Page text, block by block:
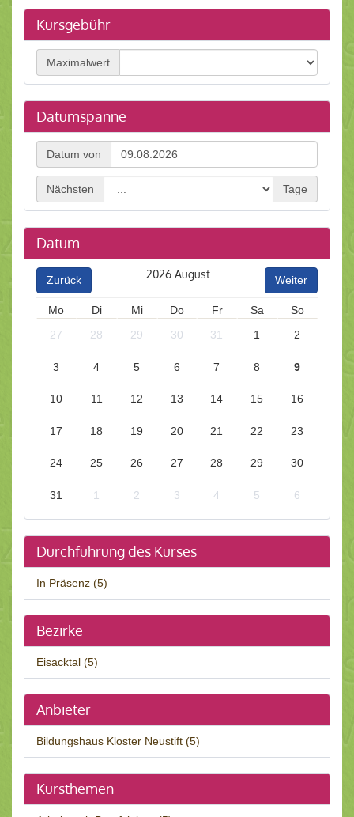
Kursgebühr
Maximalwert
Datumspanne
Datum von
von
Nächsten Tage
Datum
Zurück 2026 August Weiter
Mo Di Mi Do Fr Sa
So
27
28 29 30 31 1 2
3 4 5 6 7 8 9
10 11 12 13 14 15 16
17 18 19 20 21 22 23
24 25 26 27 28 29 30
31 1 2 3 4 5 6
Durchführung des Kurses
In Präsenz (5)
Bezirke
Eisacktal (5)
Anbieter
Bildungshaus Kloster Neustift (5)
Kursthemen